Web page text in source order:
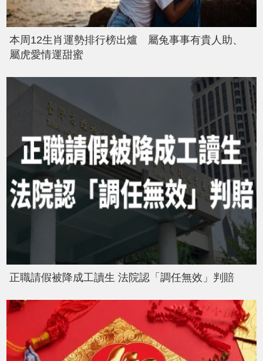
本周12生肖運勢排行榜出爐 屬兔事事有貴人助、
屬虎愛情運甜蜜
正職請假被降成工讀生 法院認「調任無效」判賠